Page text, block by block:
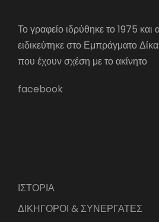
Το γραφείο ιδρύθηκε το 1975 και
ειδικεύτηκε στο Εμπράγματο
που έχουν σχέση με το ακίνητο
facebook
ΙΣΤΟΡΙΑ
ΔΙΚΗΓΟΡΟΙ & ΣΥΝΕΡΓΑΤΕΣ